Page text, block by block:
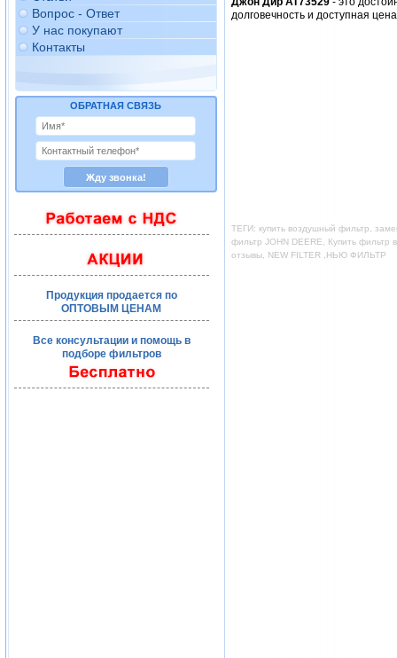
Вопрос - Ответ
У нас покупают
Контакты
ОБРАТНАЯ СВЯЗЬ
Продукция продается по
ОПТОВЫМ ЦЕНАМ
Все консультации и помощь в
подборе фильтров
долговечность и доступная
ТЕГИ: купить воздушный фильтр,
фильтр JOHN DEERE, Купить фильтр
отзывы, NEW FILTER ,НЬЮ ФИЛЬТР